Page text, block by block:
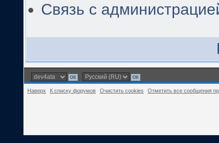
Связь с
Наверх К списку форумов Очистить cookies Отметить все сообщения